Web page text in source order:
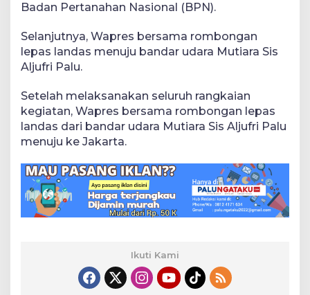
Badan Pertanahan Nasional (BPN).
Selanjutnya, Wapres bersama rombongan
lepas landas menuju bandar udara Mutiara Sis
Aljufri Palu.
Setelah melaksanakan seluruh rangkaian
kegiatan, Wapres bersama rombongan lepas
landas dari bandar udara Mutiara Sis Aljufri Palu
menuju ke Jakarta.
Ikuti Kami